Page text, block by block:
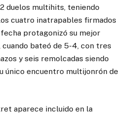
duelos multihits, teniendo
cuatro inatrapables firmados
fecha protagonizó su mejor
bateó de 5-4, con tres
y seis remolcadas siendo
único encuentro multijonrón de
aparece incluido en la